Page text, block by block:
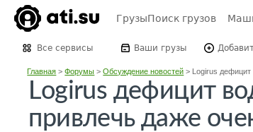
ГрузыПоиск грузов
Все сервисы Ваши грузы
Главная >Форумы >Обсуждение новостей > Logirus дефицит
Logirus дефицит
привлечь даже